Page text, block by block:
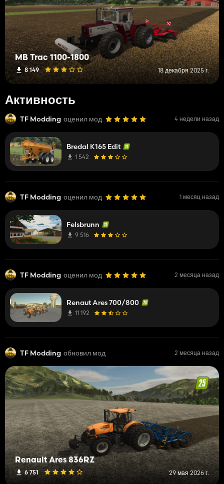
MB Trac 1100-1800
8 149 18 декабря 2025 г.
Активность
TF Modding оценил мод 4 недели назад
Bredal K165 Edit
1 542
TF Modding оценил мод 1 месяц назад
Felsbrunn
9 516
TF Modding оценил мод 2 месяца назад
Renaut Ares 700/800
11 192
TF Modding обновил мод 2 месяца назад
Renault Ares 836RZ
6 751 29 мая 2026 г.